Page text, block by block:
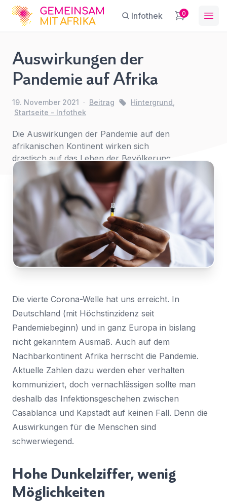
GFA Infothek 0
Auswirkungen der
Pandemie auf Afrika
19. November 2021 · Beitrag Hintergrund
Startseite - Infothek
Die Auswirkungen der Pandemie auf den
afrikanischen Kontinent wirken sich
drastisch auf das Leben der Bevölkerung
dort aus. Doch es gibt Lichtblicke.
Die vierte Corona-Welle hat uns erreicht. In
Deutschland (mit Höchstinzidenz seit
Pandemiebeginn) und in ganz Europa in bislang
nicht gekanntem Ausmaß. Auch auf dem
Nachbarkontinent Afrika herrscht die Pandemie.
Aktuelle Zahlen dazu werden eher verhalten
kommuniziert, doch vernachlässigen sollte man
deshalb das Infektionsgeschehen zwischen
Casablanca und Kapstadt auf keinen Fall. Denn die
Auswirkungen für die Menschen sind
schwerwiegend.
Hohe Dunkelziffer, wenig
Möglichkeiten
Sie haben eine Frage?
Name*
E-Mail
Nachricht
Bestätigen*
Ich habe die Datenschutzerklärunggelesen und
stimme ihr zu.
Kinderarbeit
in Afrika
Hintergrund
Für
den
Zugriff
anmelden
Ein Konto erstellen
First Name *
Last Name*
E-Mail-Adresse *
Land
Wählen Sie Ihr Land...
Wählen Sie Ihr Bundesland...
Ihre persönlichen Daten werden verwendet, um Ihr
Erlebnis auf dieser Website zu unterstützen. Wie und
warum wir Ihre persönlichen Daten verwenden, können
Sie in unsererDatenschutzerklärungnachlesen.
Registrieren
Ein Link zum Erstellen eines neuen Passwort wird an deine
E-Mail-Adresse gesendet.
Hier klicken um sich anzumelden
Abonnieren Sie unseren Newsletter
regelmäßige Updates.